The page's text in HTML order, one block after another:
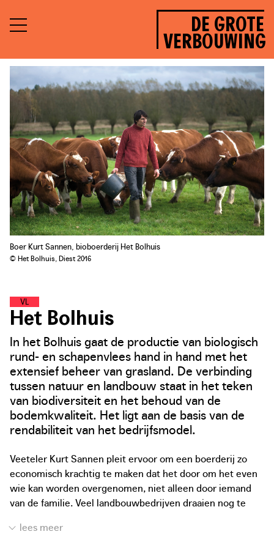
DE GROTE
VERBOUWING
Boer Kurt Sannen, bioboerderij Het Bolhuis
© Het Bolhuis, Diest 2016
VOEDSEL
Het Bolhuis
In het Bolhuis gaat de productie van biologisch
rund- en schapenvlees hand in hand met het
extensief beheer van grasland. De verbinding
tussen natuur en landbouw staat in het teken
van biodiversiteit en het behoud van de
bodemkwaliteit. Het ligt aan de basis van de
rendabiliteit van het bedrijfsmodel.
Veeteler Kurt Sannen pleit ervoor om een boerderij zo
economisch krachtig te maken dat het door om het even
wie kan worden overgenomen, niet alleen door iemand
van de familie. Veel landbouwbedrijven draaien nog te
onhoudbare en fragiele financiële situatie. Een